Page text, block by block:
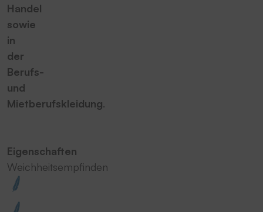
Handel
sowie
in
der
Berufs-
und
Mietberufskleidung.
Eigenschaften
Weichheitsempfinden